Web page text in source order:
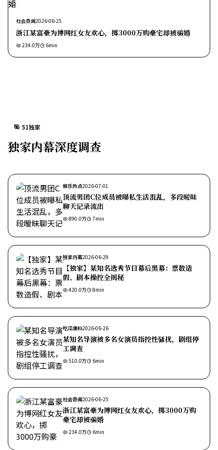
社会奇闻2026-06-25
浙江某富豪为博网红女友欢心，掷3000万购豪宅却被骗婚
234.0万 6min
51独家
独家内幕深度调查
娱乐热点2026-07-01
顶流男团C位成员被曝私生活混乱，多段暧昧
聊天记录流出
890.0万 7min
独家内幕2026-06-29
【独家】某知名选秀节目幕后黑幕：票数造
假、剧本操控全揭秘
420.0万 8min
吃瓜爆料2026-06-26
某知名导演被多名女演员指控性骚扰，剧组停
工调查
510.0万 6min
社会奇闻2026-06-25
浙江某富豪为博网红女友欢心，掷3000万购
豪宅却被骗婚
234.0万 6min